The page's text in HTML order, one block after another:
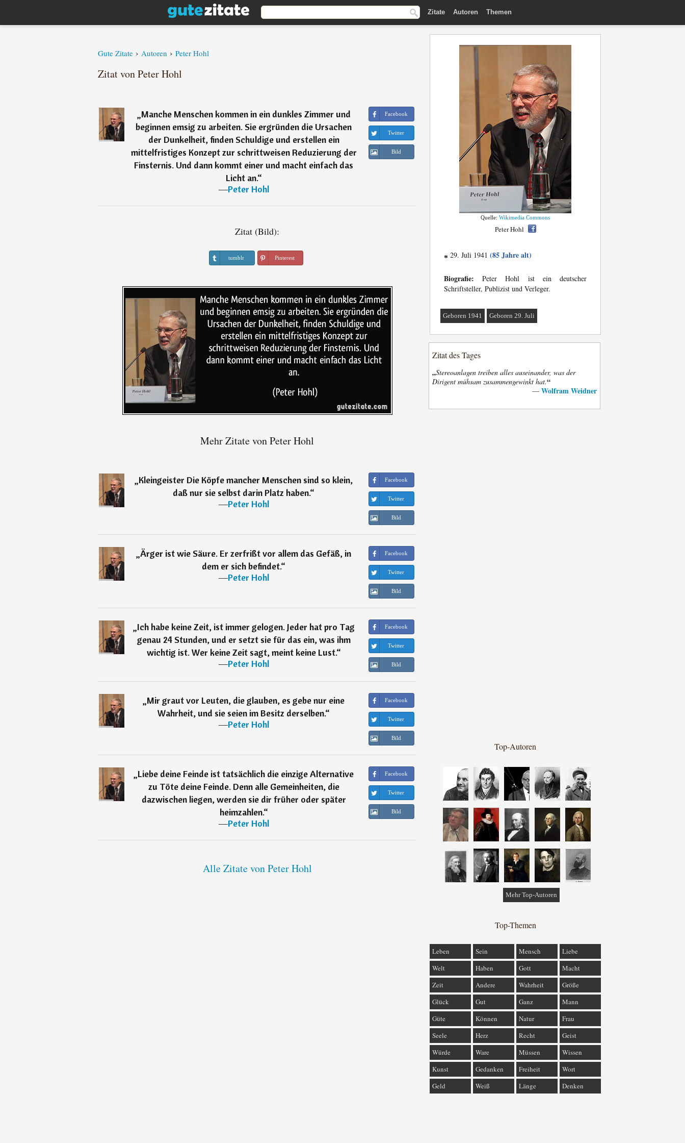
Zitate Autoren Themen
Gute Zitate › Autoren › Peter Hohl
Zitat von Peter Hohl
„Manche Menschen kommen in ein dunkles Zimmer und
beginnen emsig zu arbeiten. Sie ergründen die Ursachen
der Dunkelheit, finden Schuldige und erstellen ein
mittelfristiges Konzept zur schrittweisen Reduzierung der
Finsternis. Und dann kommt einer und macht einfach das
Licht an.“
―Peter Hohl
Facebook
Twitter
Bild
Zitat (Bild):
tumblr Pinterest
Mehr Zitate von Peter Hohl
„Kleingeister Die Köpfe mancher Menschen sind so klein,
daß nur sie selbst darin Platz haben.“
―Peter Hohl
Facebook
Twitter
Bild
„Ärger ist wie Säure. Er zerfrißt vor allem das Gefäß, in
dem er sich befindet.“
―Peter Hohl
Facebook
Twitter
Bild
„Ich habe keine Zeit, ist immer gelogen. Jeder hat pro Tag
genau 24 Stunden, und er setzt sie für das ein, was ihm
wichtig ist. Wer keine Zeit sagt, meint keine Lust.“
―Peter Hohl
Facebook
Twitter
Bild
„Mir graut vor Leuten, die glauben, es gebe nur eine
Wahrheit, und sie seien im Besitz derselben.“
―Peter Hohl
Facebook
Twitter
Bild
„Liebe deine Feinde ist tatsächlich die einzige Alternative
zu Töte deine Feinde. Denn alle Gemeinheiten, die
dazwischen liegen, werden sie dir früher oder später
heimzahlen.“
―Peter Hohl
Facebook
Twitter
Bild
Alle Zitate von Peter Hohl
Quelle: Wikimedia Commons
Peter Hohl
* 29. Juli 1941 (85 Jahre alt)
Biografie: Peter Hohl ist ein deutscher
Schriftsteller, Publizist und Verleger.
Geboren 1941 Geboren 29. Juli
Zitat des Tages
„Stereoanlagen treiben alles auseinander, was der
Dirigent mühsam zusammengewinkt hat.“
— Wolfram Weidner
Top-Autoren
Mehr Top-Autoren
Top-Themen
Leben Sein Mensch
Liebe
Welt
Haben Gott
Macht
Zeit
Andere Wahrheit
Größe
Glück
Gut Ganz
Mann
Güte
Können Natur
Frau
Seele
Herz Recht
Geist
Würde
Ware Müssen
Wissen
Kunst
Gedanken Freiheit
Wort
Geld
Weiß Länge Denken